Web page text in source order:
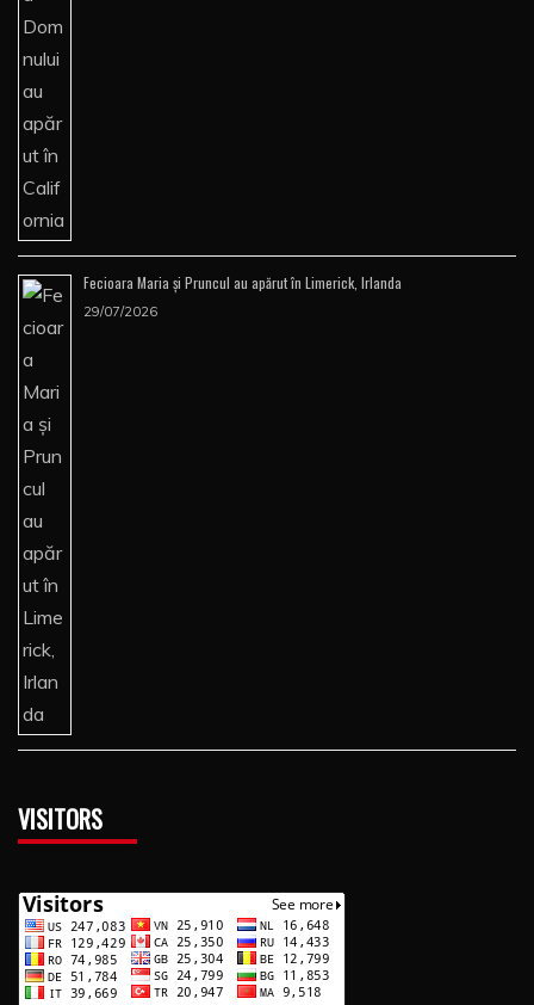
Fecioara Maria şi Pruncul au apărut în Limerick, Irlanda
29/07/2026
VISITORS